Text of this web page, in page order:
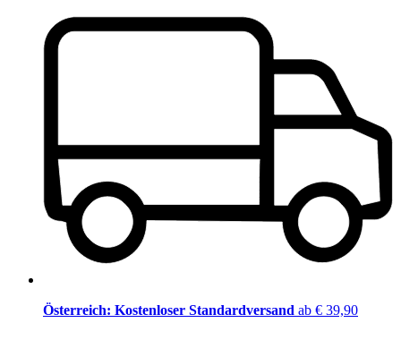
Österreich: Kostenloser Standardversand ab € 39,90